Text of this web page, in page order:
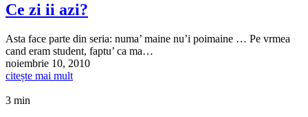
Ce zi ii azi?
Asta face parte din seria: numa’ maine nu’i poimaine … Pe vrmea
cand eram student, faptu’ ca ma…
noiembrie 10, 2010
citește mai mult
3 min